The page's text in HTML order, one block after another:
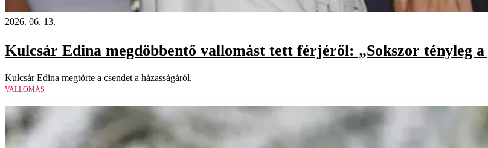
2026. 06. 13.
Kulcsár Edina megdöbbentő vallomást tett férjéről: „Sokszor tényleg
Kulcsár Edina megtörte a csendet a házasságáról.
VALLOMÁS